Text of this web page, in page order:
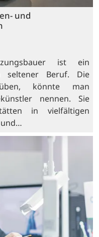
und
ist ein
seltener Beruf. Die
könnte man
nennen. Sie
in vielfältigen
und…